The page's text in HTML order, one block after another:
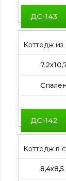
ДС-143
Коттедж из
ДС-142
Коттедж в